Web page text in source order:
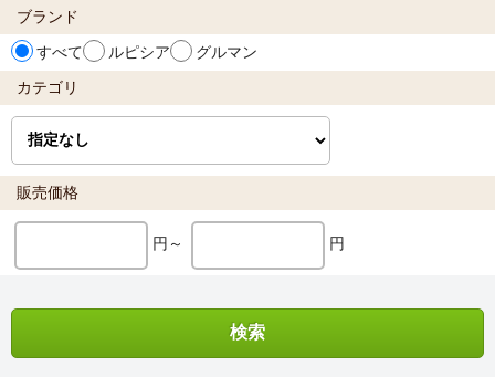
ブランド
すべて
ルピシア グルマン
カテゴリ
販売価格
円～ 円